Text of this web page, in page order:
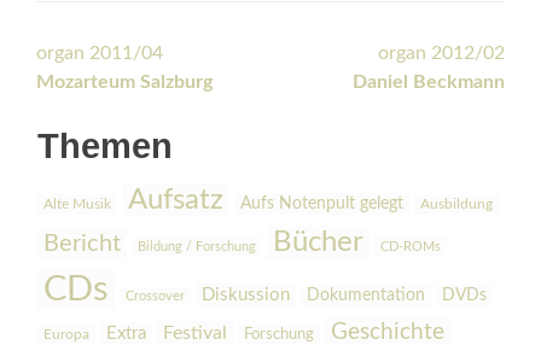
Beitrags-
Navigation
organ 2011/04
Mozarteum Salzburg
organ 2012/02
Daniel Beckmann
Themen
Alte Musik Aufsatz Aufs Notenpult gelegt Ausbildung
Bericht Bildung / Forschung Bücher CD-ROMs
CDs Crossover Diskussion Dokumentation DVDs
Europa Extra Festival Forschung Geschichte